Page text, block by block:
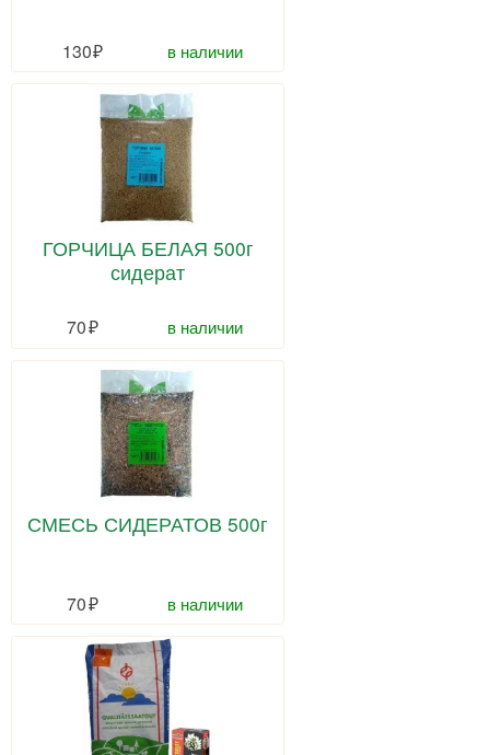
130 в наличии
ГОРЧИЦА БЕЛАЯ 500г
сидерат
70 в наличии
СМЕСЬ СИДЕРАТОВ 500г
70 в наличии